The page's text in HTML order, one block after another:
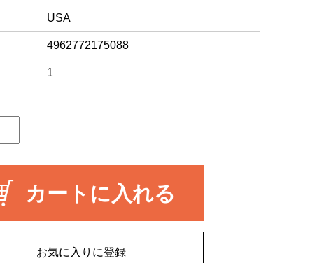
USA
4962772175088
1
カートに入れる
お気に入りに登録